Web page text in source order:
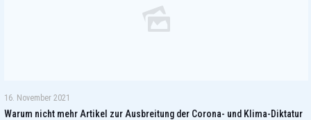
16. November 2021
Warum nicht mehr Artikel zur Ausbreitung der Corona- und Klima-Diktatur